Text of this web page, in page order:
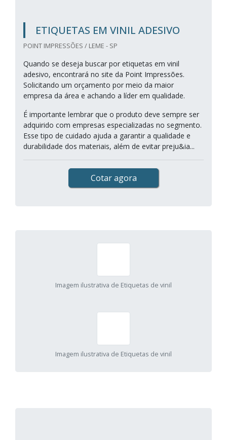
ETIQUETAS EM VINIL ADESIVO
POINT IMPRESSÕES / LEME - SP
Quando se deseja buscar por etiquetas em vinil
adesivo, encontrará no site da Point Impressões.
Solicitando um orçamento por meio da maior
empresa da área e achando a líder em qualidade.
É importante lembrar que o produto deve sempre ser
adquirido com empresas especializadas no segmento.
Esse tipo de cuidado ajuda a garantir a qualidade e
durabilidade dos materiais, além de evitar preju&ia...
Cotar agora
Imagem ilustrativa de Etiquetas de vinil
Imagem ilustrativa de Etiquetas de vinil